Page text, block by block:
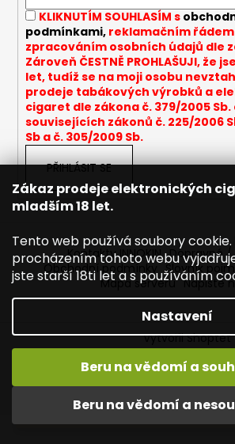
Zákaz prodeje elektronických
mladším 18 let.
Tento web používá soubory
procházením tohoto webu
jste starší 18ti let a s používáním
Nastavení
Beru na vědomí a
Beru na vědomí a
Vítejte ve světě INNOKIN. Nabízíme Vám to
vapingu. DORUČENÍ ZDARMA nad 1000,- kč
e
e
n
a
í
t
?
HLEDAT
D
u
KLIKNUTÍM SOUHLASÍM s
podmínkami,reklamačním řádem
zpracováním osobních údajů dle
Zároveň ČESTNĚ PROHLAŠUJI, že
let, tudíž se na moji osobu
prodeje tabákových výrobků a
cigaret dle zákona č. 379/2005 Sb.
souvisejících zákonů č. 225/2006
Sb a č. 305/2009 Sb.
PŘIHLÁSIT SE
Kontakty INNOKIN Dopravné
Obchodní podmínky
Slovník
Mapa serveru Napište
Vytvořil Shoptet
Copyright 2026 INNOKIN -
Všechna práva vyhrazena.Upravit